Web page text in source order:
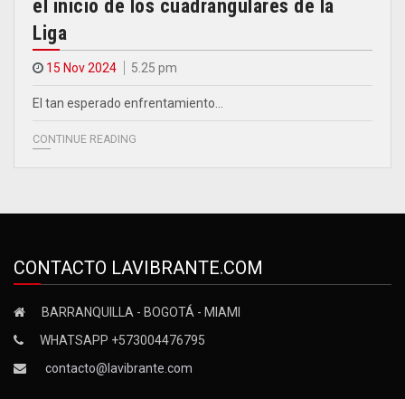
el inicio de los cuadrangulares de la
Liga
15 Nov 2024 5.25 pm
El tan esperado enfrentamiento…
CONTINUE READING
CONTACTO LAVIBRANTE.COM
BARRANQUILLA - BOGOTÁ - MIAMI
WHATSAPP +573004476795
contacto@lavibrante.com